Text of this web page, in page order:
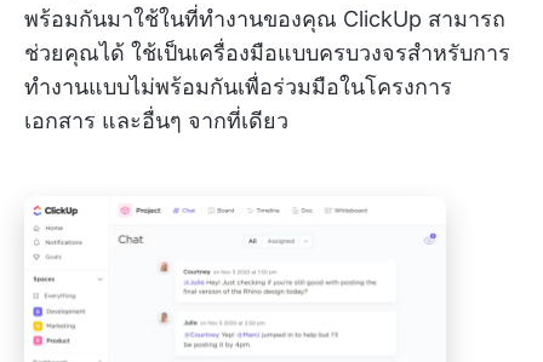
พร้อมกันมาใช้ในที่ทำงานของคุณ ClickUp สามารถ
ช่วยคุณได้ ใช้เป็นเครื่องมือแบบครบวงจรสำหรับการ
ทำงานแบบไม่พร้อมกันเพื่อร่วมมือในโครงการ
เอกสาร และอื่นๆ จากที่เดียว